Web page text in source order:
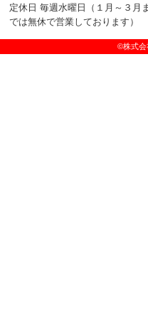
定休日 毎週水曜日（１月～３月ま
では無休で営業しております）
©株式会